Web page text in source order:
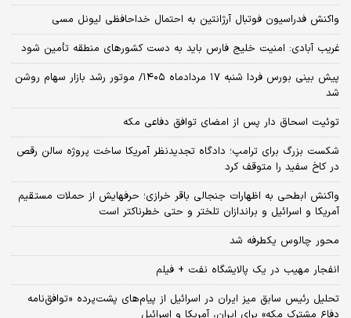
واکنش فدراسیون فوتبال آرژانتین به احتمال خداحافظی لیونل مسی
غریب آبادی: امنیت خلیج فارس باید به دست کشورهای منطقه تأمین شود
پیش بینی بورس فردا شنبه ۱۷ مردادماه ۱۴۰۵/ موتور رشد بازار سهام روشن
شد
توئیت اسحاق دار پس از امضای توافق دفاعی مکه
شکست بزرگ برای ترامپ؛ دادگاه تجدیدنظر آمریکا ساخت پروژه سالن رقص
در کاخ سفید را متوقف کرد
واکنش ابطحی به اظهارات جنجالی باقر خرازی؛ حرفهایش از حملات مستقیم
آمریکا و اسرائیل و براندازان تلختر و حتی خطرناکتر است
محور چالوس یکطرفه شد
انفجار مهیب در یک پالایشگاه نفت + فیلم
تحلیل رئیس سابق میز ایران در اسرائیل از پیام‌های پشت‌پرده «توافق‌نامه